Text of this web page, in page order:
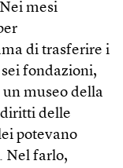
mesi
di trasferire i
fondazioni,
museo della
diritti delle
potevano
Nel farlo,